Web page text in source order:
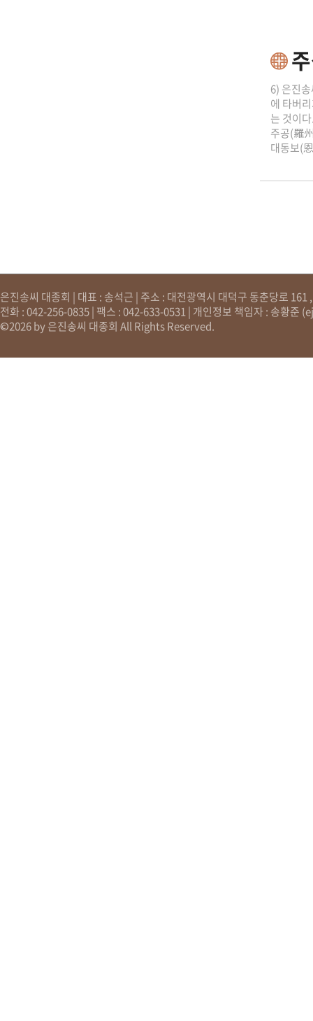
6) 은진
에 타버
는 것이
주공(羅
대동보(
은진송씨 대종회 | 대표 : 송석근 | 주소 : 대전광역시 대덕구 동춘당로
전화 : 042-256-0835 | 팩스 : 042-633-0531 | 개인정보 책임자 : 송황준 (
©2026 by 은진송씨 대종회 All Rights Reserved.